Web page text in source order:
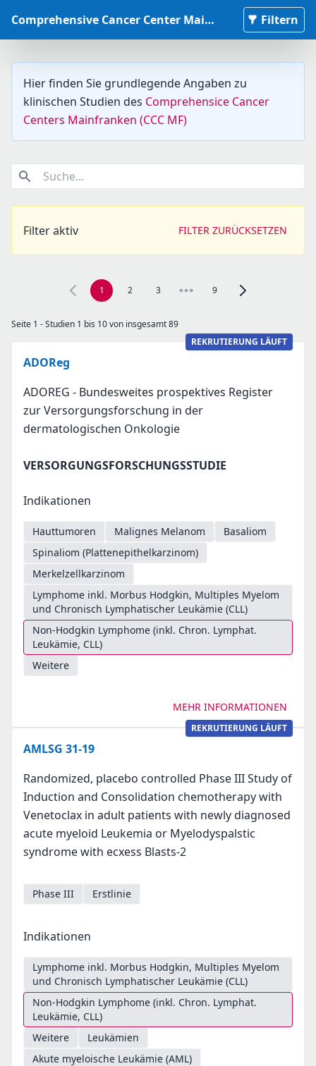
Comprehensive Cancer Center Mainfranken Studiendatenbank Filtern
Hier finden Sie grundlegende Angaben zu
klinischen Studien des Comprehensice Cancer
Centers Mainfranken (CCC MF)
Suche...
Filter aktiv FILTER ZURÜCKSETZEN
1 2 3 9 Zur nächsten
Seite 1 - Studien 1 bis 10 von insgesamt 89
REKRUTIERUNG LÄUFT
ADOReg
ADOREG - Bundesweites prospektives Register
zur Versorgungsforschung in der
dermatologischen Onkologie
VERSORGUNGSFORSCHUNGSSTUDIE
Indikationen
Hauttumoren Malignes Melanom
Basaliom
Spinaliom (Plattenepithelkarzinom)
Merkelzellkarzinom
Lymphome inkl. Morbus Hodgkin, Multiples Myelom
und Chronisch Lymphatischer Leukämie (CLL)
Non-Hodgkin Lymphome (inkl. Chron. Lymphat.
Leukämie, CLL)
Weitere
MEHR INFORMATIONEN
REKRUTIERUNG LÄUFT
AMLSG 31-19
Randomized, placebo controlled Phase III Study of
Induction and Consolidation chemotherapy with
Venetoclax in adult patients with newly diagnosed
acute myeloid Leukemia or Myelodyspalstic
syndrome with ecxess Blasts-2
Phase III Erstlinie
Indikationen
Lymphome inkl. Morbus Hodgkin, Multiples Myelom
und Chronisch Lymphatischer Leukämie (CLL)
Non-Hodgkin Lymphome (inkl. Chron. Lymphat.
Leukämie, CLL)
Weitere
Leukämien
Akute myeloische Leukämie (AML)